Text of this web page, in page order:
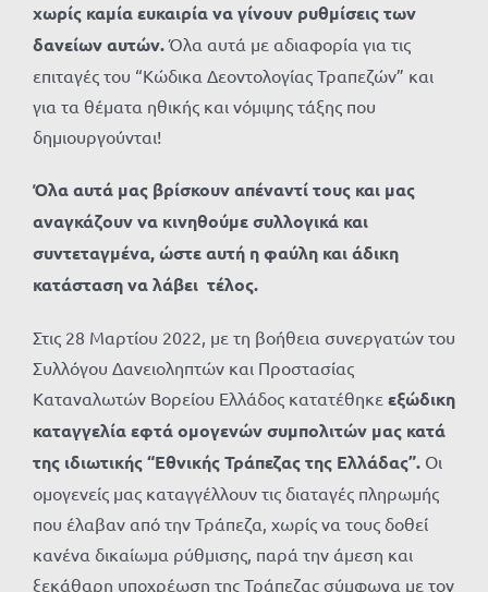
χωρίς καμία ευκαιρία να γίνουν ρυθμίσεις των
δανείων αυτών.Όλα αυτά με αδιαφορία για τις
επιταγές του “Κώδικα Δεοντολογίας Τραπεζών” και
για τα θέματα ηθικής και νόμιμης τάξης που
δημιουργούνται!
Όλα αυτά μας βρίσκουν απέναντί τους και μας
αναγκάζουν να κινηθούμε συλλογικά και
συντεταγμένα, ώστε αυτή η φαύλη και άδικη
κατάσταση να λάβει τέλος.
Στις 28 Μαρτίου 2022, με τη βοήθεια συνεργατών του
Συλλόγου Δανειοληπτών και Προστασίας
Καταναλωτών Βορείου Ελλάδος κατατέθηκε εξώδικη
καταγγελία εφτά ομογενών συμπολιτών μας κατά
της ιδιωτικής “Εθνικής Τράπεζας της Ελλάδας”. Οι
ομογενείς μας καταγγέλλουν τις διαταγές πληρωμής
που έλαβαν από την Τράπεζα, χωρίς να τους δοθεί
κανένα δικαίωμα ρύθμισης, παρά την άμεση και
ξεκάθαρη υποχρέωση της Τράπεζας σύμφωνα με τον